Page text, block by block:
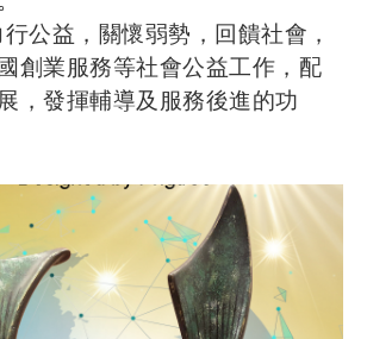
公益，關懷弱勢，回饋社會，
創業服務等社會公益工作，配
，發揮輔導及服務後進的功